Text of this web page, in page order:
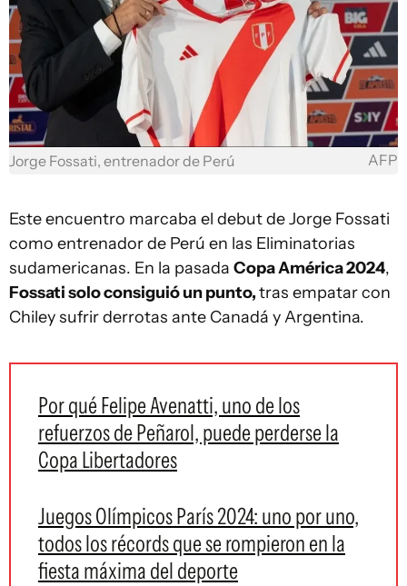
Jorge Fossati, entrenador de Perú AFP
Este encuentro marcaba el debut de Jorge Fossati
como entrenador de Perú en las Eliminatorias
sudamericanas. En la pasada Copa América 2024,
Fossati solo consiguió un punto,tras empatar con
Chiley sufrir derrotas ante Canadá y Argentina.
Por qué Felipe Avenatti, uno de los
refuerzos de Peñarol, puede perderse la
Copa Libertadores
Juegos Olímpicos París 2024: uno por uno,
todos los récords que se rompieron en la
fiesta máxima del deporte